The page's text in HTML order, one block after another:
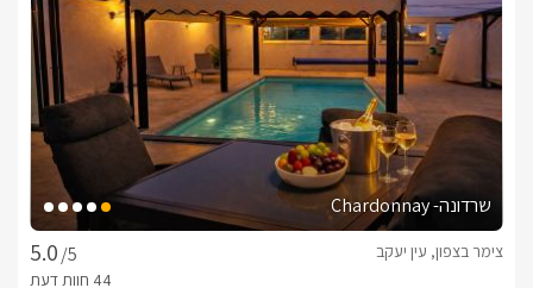
שרדונה- Chardonnay
/5
צימר בצפון, עין יעקב